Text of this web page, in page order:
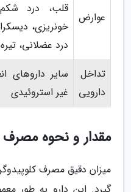
عوارض
قلب، درد
خونریزی،
درد عضلانی،
تداخل
دارویی
سایر داروهای
غیر استروئیدی
مقدار و نحوه مصرف
میزان دقیق مصرف